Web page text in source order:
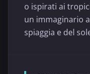
o ispirati ai
un immaginario
spiaggia e del